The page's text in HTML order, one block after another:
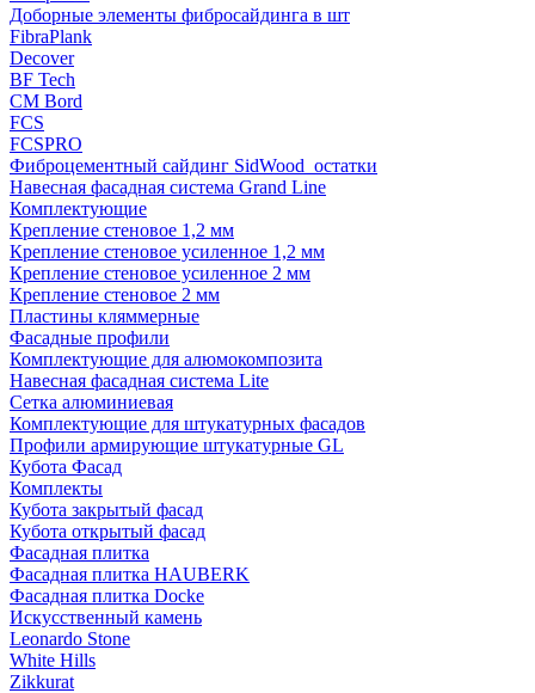
Доборные элементы фибросайдинга в шт
FibraPlank
Decover
BF Tech
CM Bord
FCS
FCSPRO
Фиброцементный сайдинг SidWood_остатки
Навесная фасадная система Grand Line
Комплектующие
Крепление стеновое 1,2 мм
Крепление стеновое усиленное 1,2 мм
Крепление стеновое усиленное 2 мм
Крепление стеновое 2 мм
Пластины кляммерные
Фасадные профили
Комплектующие для алюмокомпозита
Навесная фасадная система Lite
Сетка алюминиевая
Комплектующие для штукатурных фасадов
Профили армирующие штукатурные GL
Кубота Фасад
Комплекты
Кубота закрытый фасад
Кубота открытый фасад
Фасадная плитка
Фасадная плитка HAUBERK
Фасадная плитка Docke
Искусственный камень
Leonardo Stone
White Hills
Zikkurat